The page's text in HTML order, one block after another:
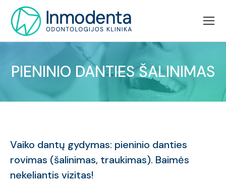
PIENINIO DANTIES ŠALINIMAS
Jūs esate čia:
Vaiko dantų gydymas: pieninio danties
rovimas (šalinimas, traukimas). Baimės
nekeliantis vizitas!